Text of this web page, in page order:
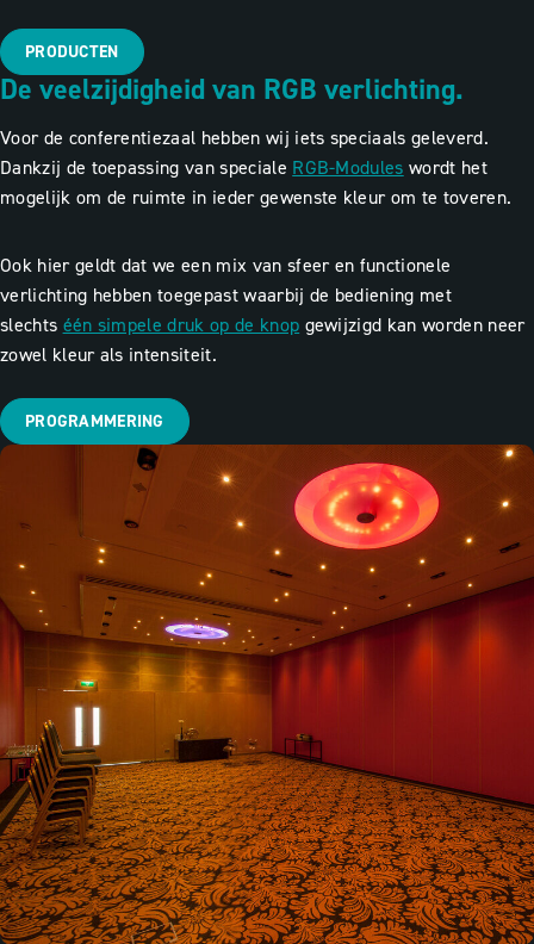
PRODUCTEN
De veelzijdigheid van RGB verlichting.
Voor de conferentiezaal hebben wij iets speciaals geleverd.
Dankzij de toepassing van speciale RGB-Modules wordt het
mogelijk om de ruimte in ieder gewenste kleur om te toveren.
Ook hier geldt dat we een mix van sfeer en functionele
verlichting hebben toegepast waarbij de bediening met
slechts één simpele druk op de knop gewijzigd kan worden neer
zowel kleur als intensiteit.
PROGRAMMERING